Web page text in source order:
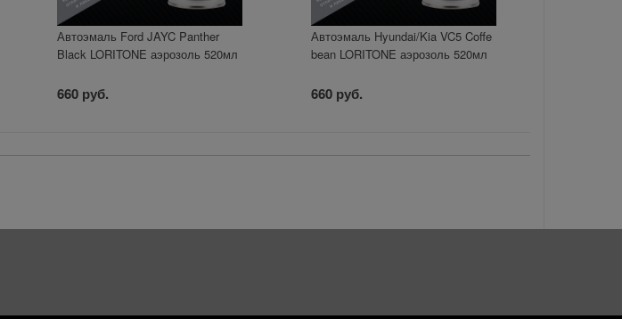
Автоэмаль Ford JAYC Panther
Black LORITONE аэрозоль 520мл
660 руб.
Автоэмаль Hyundai/Kia VC5 Coffe
bean LORITONE аэрозоль 520мл
660 руб.